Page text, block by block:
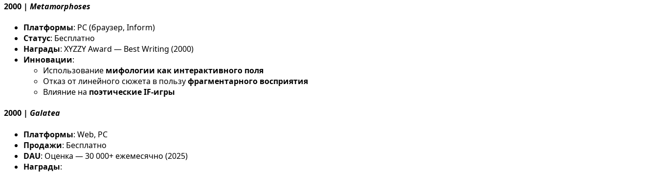
2000 | Metamorphoses
Платформы: PC (браузер, Inform)
Статус: Бесплатно
Награды: XYZZY Award — Best Writing (2000)
Инновации:
Использование мифологии как интерактивного поля
Отказ от линейного сюжета в пользуфрагментарного восприятия
Влияние на поэтические IF-игры
2000 | Galatea
Платформы: Web, PC
Продажи: Бесплатно
DAU: Оценка — 30 000+ ежемесячно (2025)
Награды: